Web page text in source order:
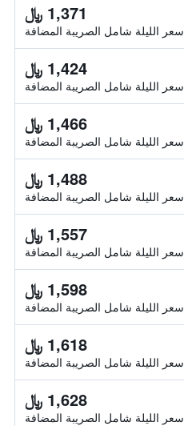
1,371 ﷼
سعر الليلة شامل الصريبة المضافة
1,424 ﷼
سعر الليلة شامل الصريبة المضافة
1,466 ﷼
سعر الليلة شامل الصريبة المضافة
1,488 ﷼
سعر الليلة شامل الصريبة المضافة
1,557 ﷼
سعر الليلة شامل الصريبة المضافة
1,598 ﷼
سعر الليلة شامل الصريبة المضافة
1,618 ﷼
سعر الليلة شامل الصريبة المضافة
1,628 ﷼
سعر الليلة شامل الصريبة المضافة